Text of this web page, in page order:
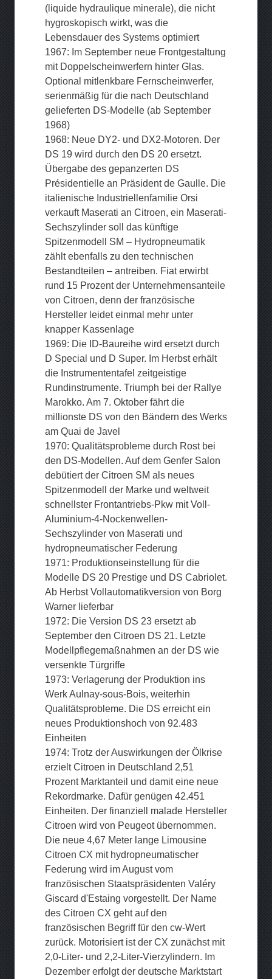
(liquide hydraulique minerale), die nicht
hygroskopisch wirkt, was die
Lebensdauer des Systems optimiert
1967: Im September neue Frontgestaltung
mit Doppelscheinwerfern hinter Glas.
Optional mitlenkbare Fernscheinwerfer,
serienmäßig für die nach Deutschland
gelieferten DS-Modelle (ab September
1968)
1968: Neue DY2- und DX2-Motoren. Der
DS 19 wird durch den DS 20 ersetzt.
Übergabe des gepanzerten DS
Présidentielle an Präsident de Gaulle. Die
italienische Industriellenfamilie Orsi
verkauft Maserati an Citroen, ein Maserati-
Sechszylinder soll das künftige
Spitzenmodell SM – Hydropneumatik
zählt ebenfalls zu den technischen
Bestandteilen – antreiben. Fiat erwirbt
rund 15 Prozent der Unternehmensanteile
von Citroen, denn der französische
Hersteller leidet einmal mehr unter
knapper Kassenlage
1969: Die ID-Baureihe wird ersetzt durch
D Special und D Super. Im Herbst erhält
die Instrumententafel zeitgeistige
Rundinstrumente. Triumph bei der Rallye
Marokko. Am 7. Oktober fährt die
millionste DS von den Bändern des Werks
am Quai de Javel
1970: Qualitätsprobleme durch Rost bei
den DS-Modellen. Auf dem Genfer Salon
debütiert der Citroen SM als neues
Spitzenmodell der Marke und weltweit
schnellster Frontantriebs-Pkw mit Voll-
Aluminium-4-Nockenwellen-
Sechszylinder von Maserati und
hydropneumatischer Federung
1971: Produktionseinstellung für die
Modelle DS 20 Prestige und DS Cabriolet.
Ab Herbst Vollautomatikversion von Borg
Warner lieferbar
1972: Die Version DS 23 ersetzt ab
September den Citroen DS 21. Letzte
Modellpflegemaßnahmen an der DS wie
versenkte Türgriffe
1973: Verlagerung der Produktion ins
Werk Aulnay-sous-Bois, weiterhin
Qualitätsprobleme. Die DS erreicht ein
neues Produktionshoch von 92.483
Einheiten
1974: Trotz der Auswirkungen der Ölkrise
erzielt Citroen in Deutschland 2,51
Prozent Marktanteil und damit eine neue
Rekordmarke. Dafür genügen 42.451
Einheiten. Der finanziell malade Hersteller
Citroen wird von Peugeot übernommen.
Die neue 4,67 Meter lange Limousine
Citroen CX mit hydropneumatischer
Federung wird im August vom
französischen Staatspräsidenten Valéry
Giscard d'Estaing vorgestellt. Der Name
des Citroen CX geht auf den
französischen Begriff für den cw-Wert
zurück. Motorisiert ist der CX zunächst mit
2,0-Liter- und 2,2-Liter-Vierzylindern. Im
Dezember erfolgt der deutsche Marktstart